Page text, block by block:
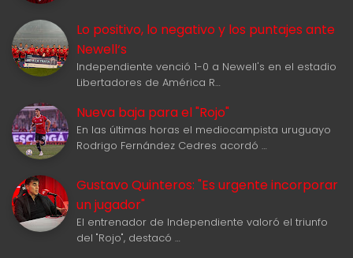
Lo positivo, lo negativo y los puntajes ante
Newell‘s
Independiente venció 1-0 a Newell's en el estadio
Libertadores de América R…
Nueva baja para el "Rojo"
En las últimas horas el mediocampista uruguayo
Rodrigo Fernández Cedres acordó …
Gustavo Quinteros: "Es urgente incorporar
un jugador"
El entrenador de Independiente valoró el triunfo
del "Rojo", destacó …